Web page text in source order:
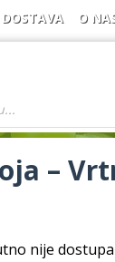
O
–
nije